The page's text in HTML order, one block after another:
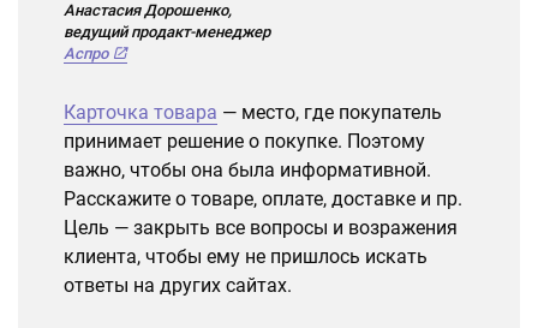
Анастасия Дорошенко,
ведущий продакт-менеджер
Аспро
Карточка товара — место, где покупатель
принимает решение о покупке. Поэтому
важно, чтобы она была информативной.
Расскажите о товаре, оплате, доставке и пр.
Цель — закрыть все вопросы и возражения
клиента, чтобы ему не пришлось искать
ответы на других сайтах.